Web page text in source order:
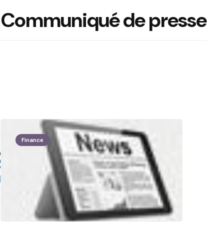
Communiqué de presse
Finance